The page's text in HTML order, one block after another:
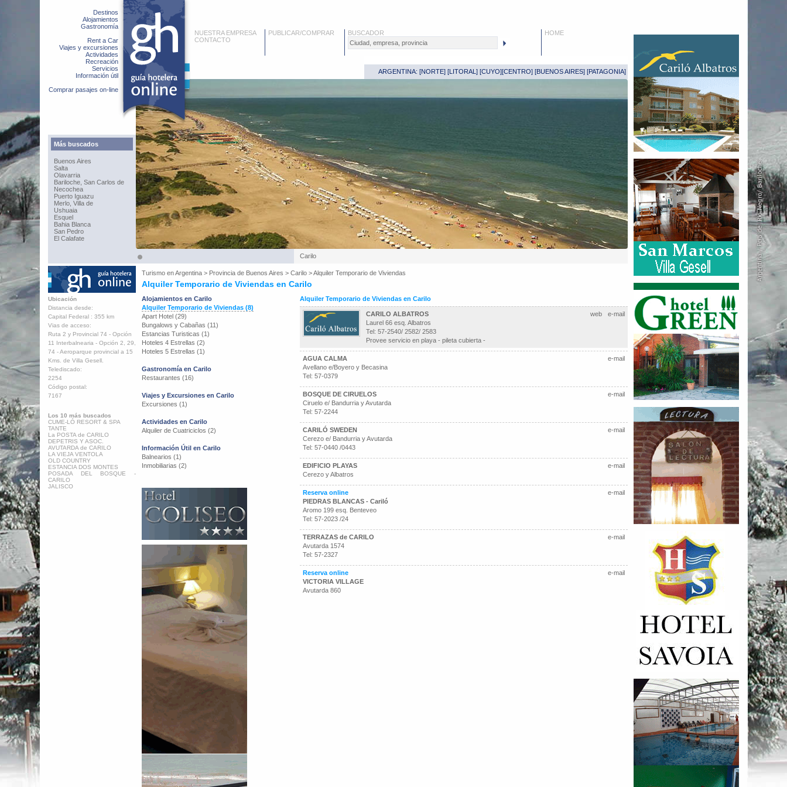
Destinos
Alojamientos
Gastronomía
Rent a Car
Viajes y excursiones
Actividades
Recreación
Servicios
Información útil
Comprar pasajes on-line
Más buscados
Buenos Aires
Salta
Olavarria
Bariloche, San Carlos de
Necochea
Puerto Iguazu
Merlo, Villa de
Ushuaia
Esquel
Bahia Blanca
San Pedro
El Calafate
NUESTRA EMPRESA
CONTACTO
PUBLICAR/COMPRAR BUSCADOR HOME
ARGENTINA: [NORTE] [LITORAL ] [CUYO][CENTRO] [BUENOS AIRES] [PATAGONIA]
Carilo
Turismo enArgentina > Provincia de Buenos Aires > Carilo >Alquiler Temporario de Viviendas
Alquiler Temporario de Viviendas en Carilo
Ubicación
Distancia desde:
Capital Federal : 355 km
Vias de acceso:
Ruta 2 y Provincial 74 - Opción
11 Interbalnearia - Opción 2, 29,
74 - Aeroparque provincial a 15
Kms. de Villa Gesell.
Telediscado:
2254
Código postal:
7167
Los 10 más buscados
CUME-LÓ RESORT & SPA
TANTE
La POSTA de CARILO
DEPETRIS Y ASOC.
AVUTARDA de CARILO
LA VIEJA VENTOLA
OLD COUNTRY
ESTANCIA DOS MONTES
POSADA DEL BOSQUE -
CARILO
JALISCO
Alojamientos en Carilo
Alquiler Temporario de Viviendas (8)
Apart Hotel (29)
Bungalows y Cabañas (11)
Estancias Turisticas (1)
Hoteles 4 Estrellas (2)
Hoteles 5 Estrellas (1)
Gastronomía en Carilo
Restaurantes (16)
Viajes y Excursiones en Carilo
Excursiones (1)
Actividades en Carilo
Alquiler de Cuatriciclos (2)
Información Útil en Carilo
Balnearios (1)
Inmobiliarias (2)
Alquiler Temporario de Viviendas en Carilo
e-mail
web
CARILO ALBATROS
Laurel 66 esq. Albatros
Tel: 57-2540/ 2582/ 2583
Provee servicio en playa - pileta cubierta -
e-mail
AGUA CALMA
Avellano e/Boyero y Becasina
Tel: 57-0379
e-mail
BOSQUE DE CIRUELOS
Ciruelo e/ Bandurria y Avutarda
Tel: 57-2244
e-mail
CARILÓ SWEDEN
Cerezo e/ Bandurria y Avutarda
Tel: 57-0440 /0443
e-mail
EDIFICIO PLAYAS
Cerezo y Albatros
e-mail
Reserva online
PIEDRAS BLANCAS - Cariló
Aromo 199 esq. Benteveo
Tel: 57-2023 /24
e-mail
TERRAZAS de CARILO
Avutarda 1574
Tel: 57-2327
e-mail
Reserva online
VICTORIA VILLAGE
Avutarda 860